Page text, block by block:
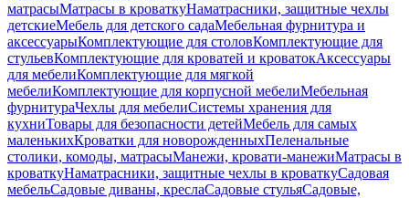
матрасыМатрасы в кроваткуНаматрасники, защитные чехлы
детскиеМебель для детского садаМебельная фурнитура и
аксессуарыКомплектующие для столовКомплектующие для
стульевКомплектующие для кроватей и кроватокАксессуары
для мебелиКомплектующие для мягкой
мебелиКомплектующие для корпусной мебелиМебельная
фурнитураЧехлы для мебелиСистемы хранения для
кухниТовары для безопасности детейМебель для самых
маленькихКроватки для новорожденныхПеленальные
столики, комоды, матрасыМанежи, кровати-манежиМатрасы в
кроваткуНаматрасники, защитные чехлы в кроваткуСадовая
мебельСадовые диваны, креслаСадовые стульяСадовые,